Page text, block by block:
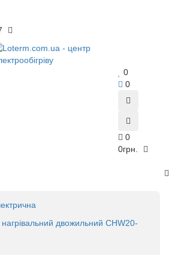
0
0
0
0грн.
двожильний CHW20-